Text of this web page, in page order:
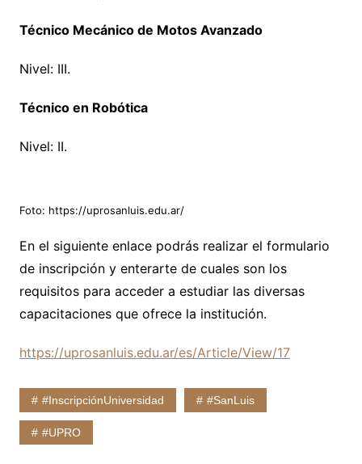
Técnico Mecánico de Motos Avanzado
Nivel: III.
Técnico en Robótica
Nivel: II.
Foto: https://uprosanluis.edu.ar/
En el siguiente enlace podrás realizar el formulario
de inscripción y enterarte de cuales son los
requisitos para acceder a estudiar las diversas
capacitaciones que ofrece la institución.
https://uprosanluis.edu.ar/es/Article/View/17
#InscripciónUniversidad #SanLuis
#UPRO